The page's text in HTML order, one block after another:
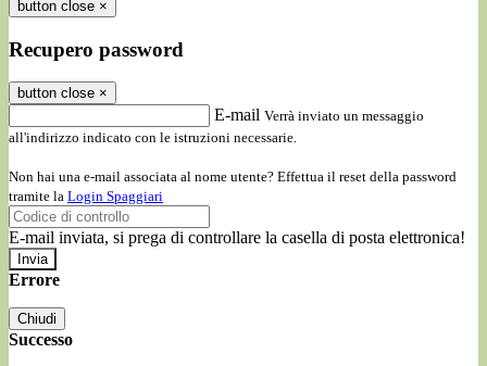
button close ×
Recupero password
button close ×
E-mail Verrà inviato un messaggio
all'indirizzo indicato con le istruzioni necessarie.
Non hai una e-mail associata al nome utente? Effettua il reset della password
tramite la Login Spaggiari
E-mail inviata, si prega di controllare la casella di posta elettronica!
Errore
Chiudi
Successo